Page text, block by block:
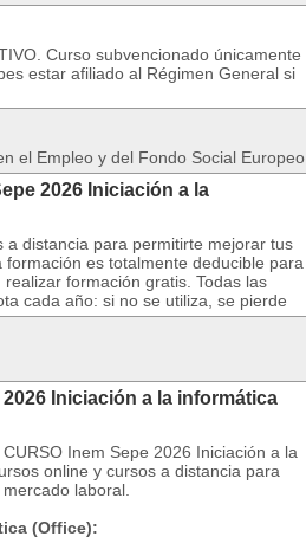
Curso subvencionado únicamente
estar afiliado al Régimen General si
el Empleo y del Fondo Social Europeo
2026 Iniciación a la
distancia para permitirte mejorar tus
es totalmente deducible para
formación gratis. Todas las
cada año: si no se utiliza, se pierde
Iniciación a la informática
Inem Sepe 2026 Iniciación a la
online y cursos a distancia para
laboral.
(Office):